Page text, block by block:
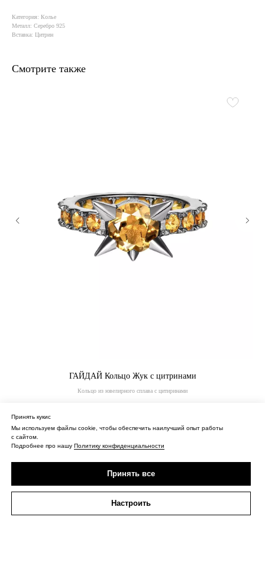
Принять кукис
Мы используем файлы cookie, чтобы обеспечить наилучший опыт работы
с сайтом.
Подробнее про нашу Политику конфиденциальности
Принять все
Настроить
Категория: Колье
Металл: Серебро 925
Вставка: Цитрин
Смотрите также
ГАЙДАЙ Кольцо Жук с цитринами
Кольцо из ювелирного сплава с цитиринами
Купить